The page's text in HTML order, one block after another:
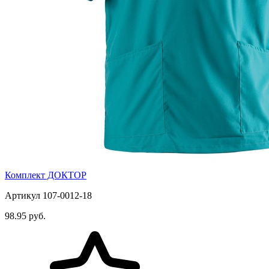
Комплект ДОКТОР
Артикул 107-0012-18
98.95 руб.